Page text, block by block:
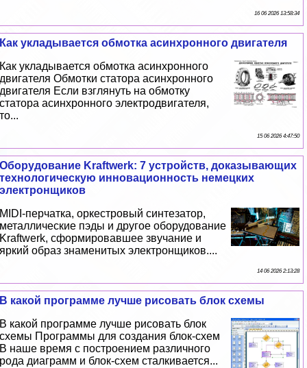
16 06 2026 13:58:34
Как укладывается обмотка асинхронного двигателя
Как укладывается обмотка асинхронного
двигателя Обмотки статора асинхронного
двигателя Если взглянуть на обмотку
статора асинхронного электродвигателя,
то...
15 06 2026 4:47:50
Оборудование Kraftwerk: 7 устройств, доказывающих
технологическую инновационность немецких
электронщиков
MIDI-перчатка, оркестровый синтезатор,
металлические пэды и другое оборудование
Kraftwerk, сформировавшее звучание и
яркий образ знаменитых электронщиков....
14 06 2026 2:13:28
В какой программе лучше рисовать блок схемы
В какой программе лучше рисовать блок
схемы Программы для создания блок-схем
В наше время с построением различного
рода диаграмм и блок-схем сталкивается...